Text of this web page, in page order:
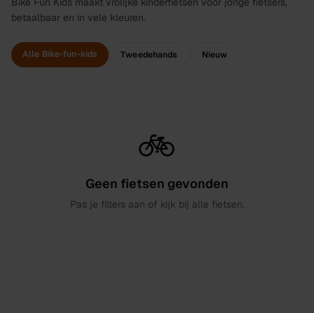
betaalbaar en in vele kleuren.
Alle Bike-fun-kids Tweedehands Nieuw
🚲
Geen fietsen gevonden
Pas je filters aan of kijk bij alle fietsen.